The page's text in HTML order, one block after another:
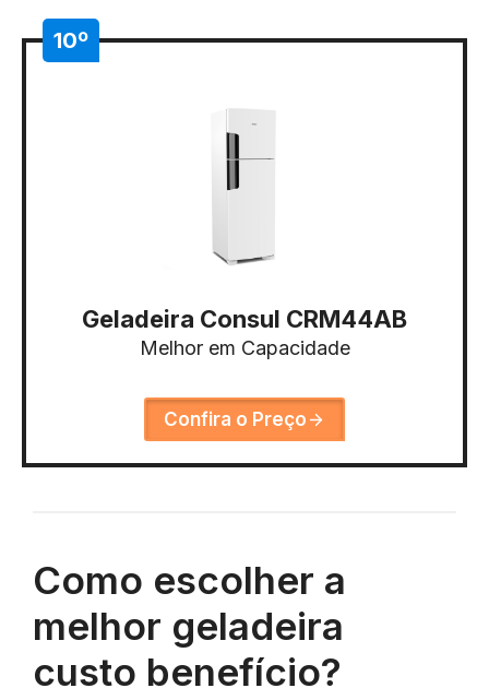
10º
Geladeira Consul CRM44AB
Melhor em Capacidade
Confira o Preço
Como escolher a
melhor geladeira
custo benefício?